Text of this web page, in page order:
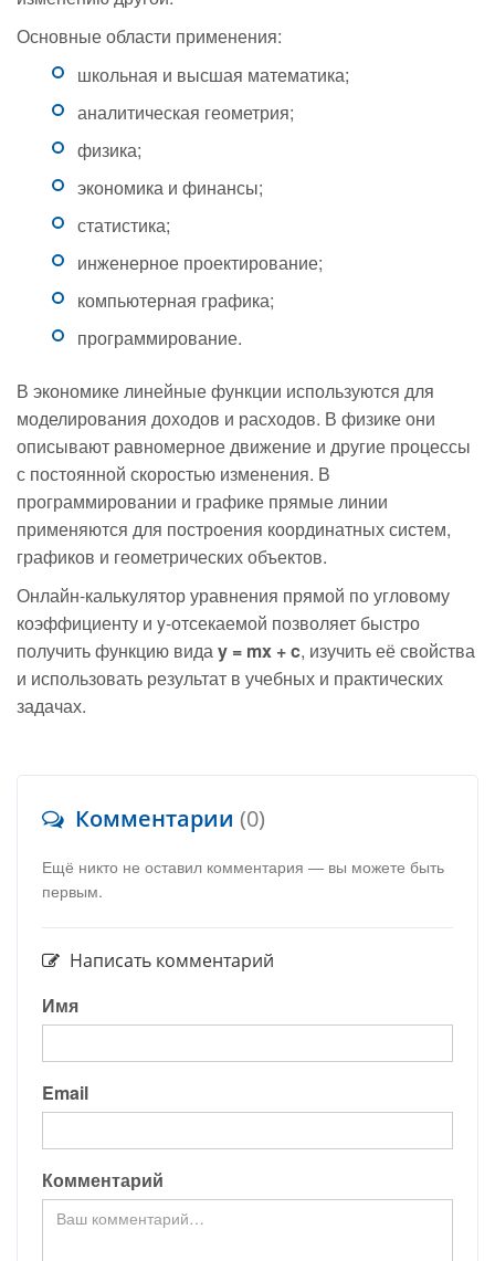
Основные области применения:
школьная и высшая математика;
аналитическая геометрия;
физика;
экономика и финансы;
статистика;
инженерное проектирование;
компьютерная графика;
программирование.
В экономике линейные функции используются для
моделирования доходов и расходов. В физике они
описывают равномерное движение и другие процессы
с постоянной скоростью изменения. В
программировании и графике прямые линии
применяются для построения координатных систем,
графиков и геометрических объектов.
Онлайн-калькулятор уравнения прямой по угловому
коэффициенту и y-отсекаемой позволяет быстро
получить функцию видаy = mx + c, изучить её свойства
и использовать результат в учебных и практических
задачах.
Комментарии (0)
Ещё никто не оставил комментария — вы можете быть
первым.
Написать комментарий
Имя
Email
Комментарий